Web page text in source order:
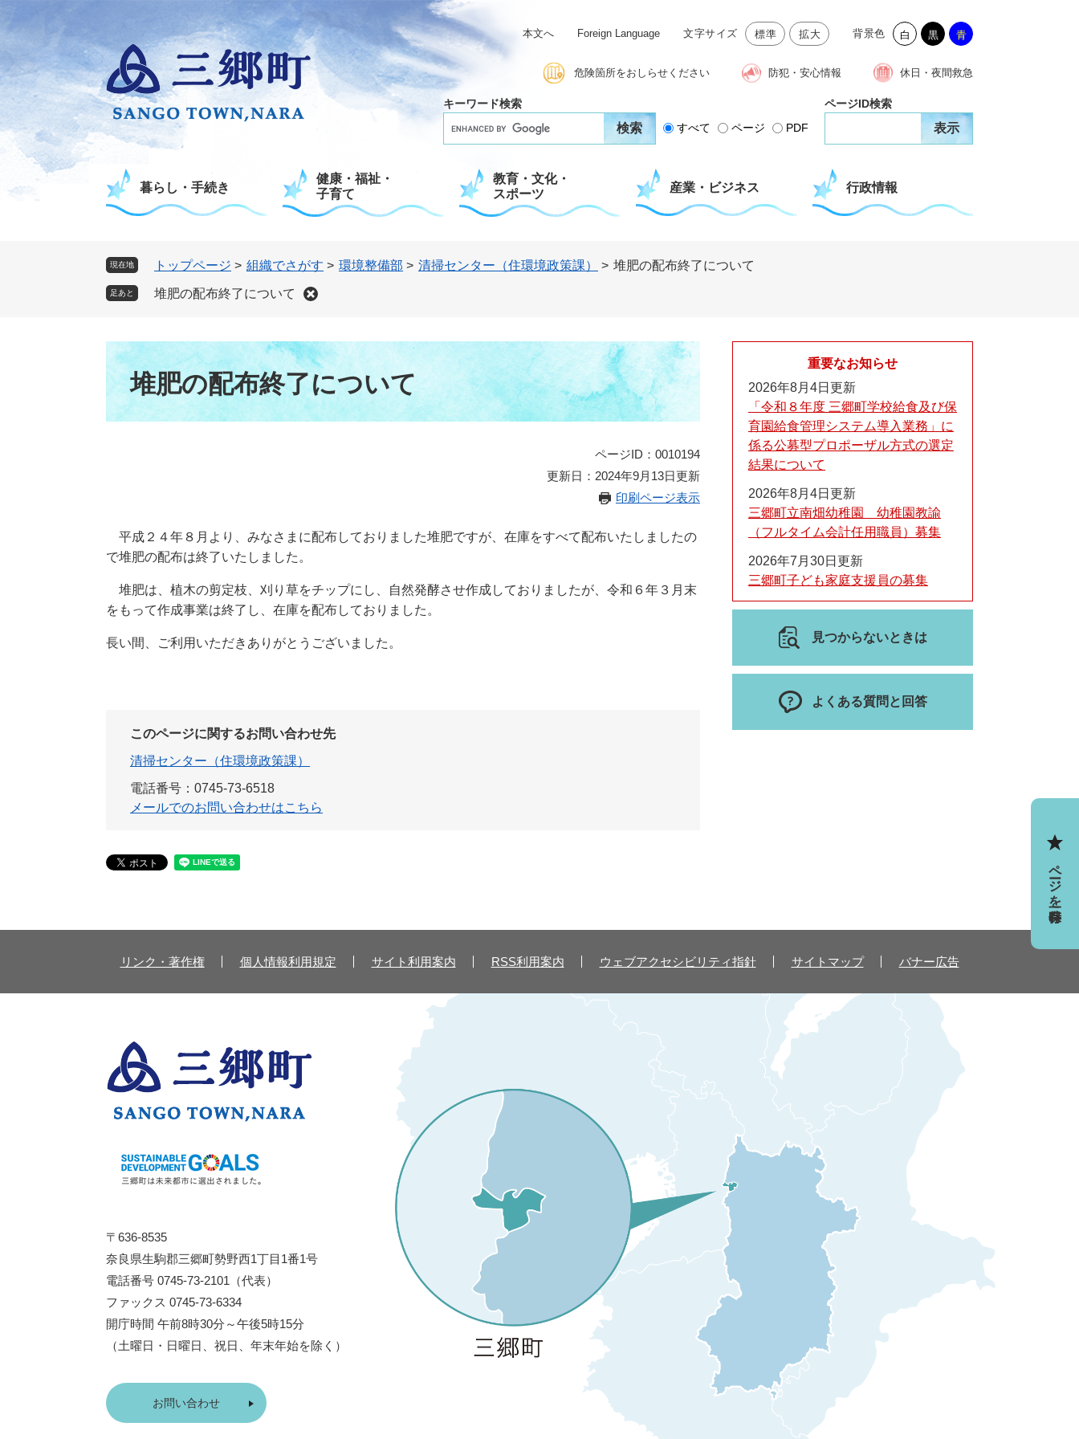
ー
の
先
で
ニ
ー
を
ば
本文へ Foreign Language 文字サイズ 標準 拡大 背景色 白 黒 青
危険箇所をおしらせください 防犯・安心情報 休日・夜間救急
キーワード検索
ム
検
すべて ページ PDF
ページID検索
暮らし・手続き
健康・福祉・
子育て
教育・文化・
スポーツ
産業・ビジネス 行政情報
現在地 トップページ > 組織でさがす > 環境整備部 > 清掃センター（住環境政策課） > 堆肥の配布終了について
足あと 堆肥の配布終了について
文
堆肥の配布終了について
ページID：0010194
更新日：2024年9月13日更新
印刷ページ表示
平成２４年８月より、みなさまに配布しておりました堆肥ですが、在庫をすべて配布いたしましたの
で堆肥の配布は終了いたしました。
堆肥は、植木の剪定枝、刈り草をチップにし、自然発酵させ作成しておりましたが、令和６年３月末
をもって作成事業は終了し、在庫を配布しておりました。
長い間、ご利用いただきありがとうございました。
このページに関するお問い合わせ先
清掃センター（住環境政策課）
電話番号：0745-73-6518
メールでのお問い合わせはこちら
重要なお知らせ
2026年8月4日更新
「令和８年度 三郷町学校給食及び保
育園給食管理システム導入業務」に
係る公募型プロポーザル方式の選定
結果について
2026年8月4日更新
三郷町立南畑幼稚園 幼稚園教諭
（フルタイム会計任用職員）募集
2026年7月30日更新
三郷町子ども家庭支援員の募集
見つからないときは
よくある質問と回答
リンク・著作権 個人情報利用規定 サイト利用案内 RSS利用案内 ウェブアクセシビリティ指針 サイトマップ バナー広告
〒636-8535
奈良県生駒郡三郷町勢野西1丁目1番1号
電話番号 0745-73-2101（代表）
ファックス 0745-73-6334
開庁時間 午前8時30分～午後5時15分
（土曜日・日曜日、祝日、年末年始を除く）
お問い合わせ
ページを一時保存